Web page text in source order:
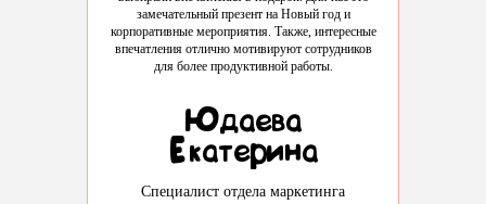
замечательный презент на Новый год и
корпоративные мероприятия. Также, интересные
впечатления отлично мотивируют сотрудников
для более продуктивной работы.
Юдаева
Екатерина
Специалист отдела маркетинга